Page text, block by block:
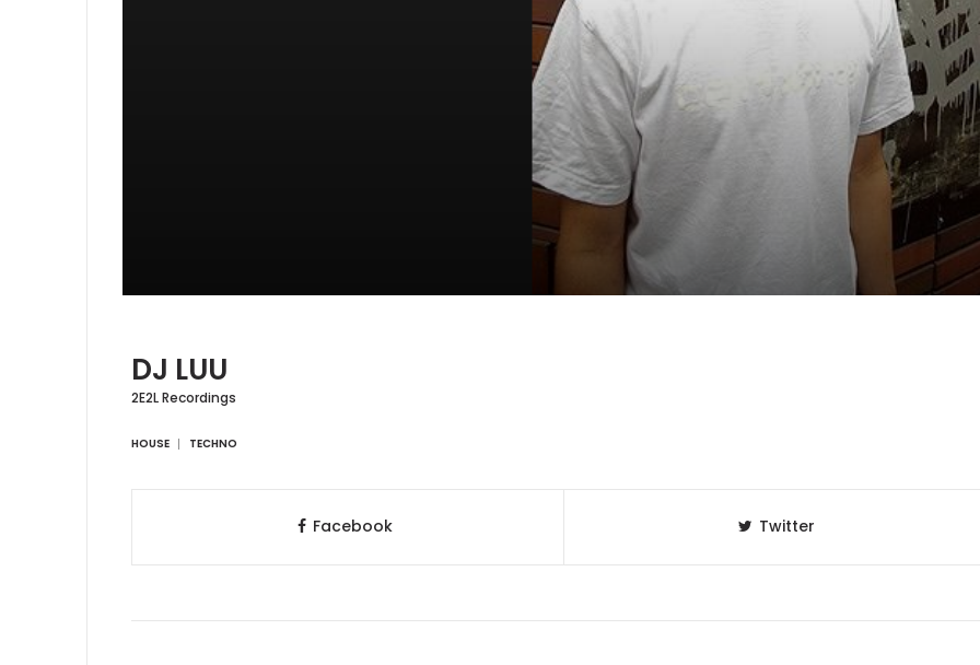
DJ LUU
2E2L Recordings
HOUSE TECHNO
Facebook Twitter